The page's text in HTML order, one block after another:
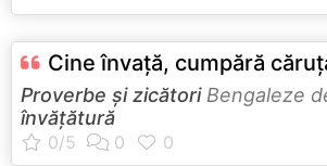
Cine învaţă, cumpără
Proverbe și zicătoriBengaleze
învățătură